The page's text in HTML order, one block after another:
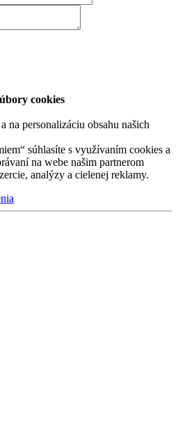
cookies
na personalizáciu obsahu našich
súhlasíte s využívaním cookies a
na webe našim partnerom
analýzy a cielenej reklamy.